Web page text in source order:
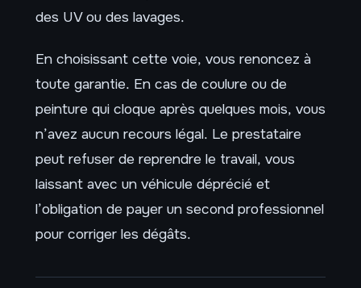
des UV ou des lavages.
En choisissant cette voie, vous renoncez à
toute garantie. En cas de coulure ou de
peinture qui cloque après quelques mois, vous
n’avez aucun recours légal. Le prestataire
peut refuser de reprendre le travail, vous
laissant avec un véhicule déprécié et
l’obligation de payer un second professionnel
pour corriger les dégâts.